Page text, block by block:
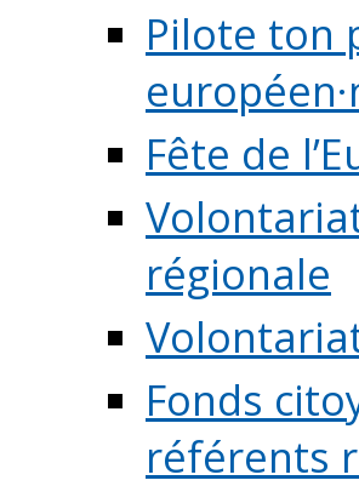
Pilote ton
Fête de
régionale
Fonds
référents